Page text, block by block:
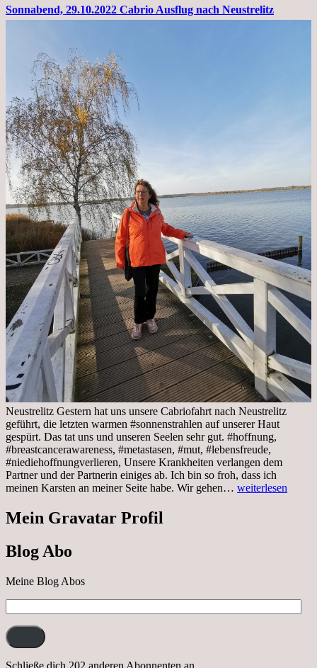
Sonnabend, 29.10.2022 Cabrio Ausflug nach Neustrelitz
Neustrelitz Gestern hat uns unsere Cabriofahrt nach Neustrelitz
geführt, die letzten warmen #sonnenstrahlen auf unserer Haut
gespürt. Das tat uns und unseren Seelen sehr gut. #hoffnung,
#breastcancerawareness, #metastasen, #mut, #lebensfreude,
#niediehoffnungverlieren, Unsere Krankheiten verlangen dem
Partner und der Partnerin einiges ab. Ich bin so froh, dass ich
meinen Karsten an meiner Seite habe. Wir gehen… Sonnabend,
weiterlesen
Mein Gravatar Profil
Blog Abo
Meine Blog Abos
Mail-
Adresse:
Schließe dich 202 anderen Abonnenten an